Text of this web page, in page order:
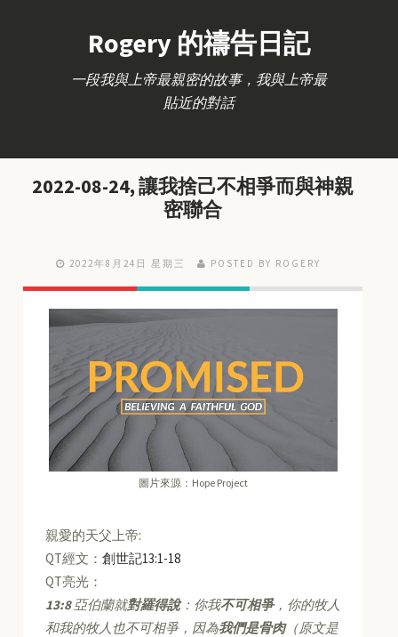
Rogery 的禱告日記
一段我與上帝最親密的故事，我與上帝最
貼近的對話
2022-08-24, 讓我捨己不相爭而與神親
密聯合
2022年8月24日 星期三 POSTED BY ROGERY
圖片來源：Hope Project
親愛的天父上帝:
QT經文：創世記13:1-18
QT亮光：
13:8亞伯蘭就對羅得說：你我不可相爭，你的牧人
和我的牧人也不可相爭，因為我們是骨肉（原文是